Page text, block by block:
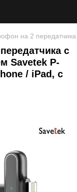
на 2
с
Savetek P-
/ iPad, с